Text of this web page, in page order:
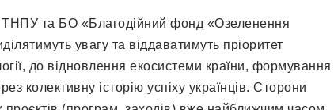
та БО «Благодійний фонд «Озеленення
увагу та віддаватимуть пріоритет
до відновлення екосистеми країни, формування
колективну історію успіху українців. Сторони